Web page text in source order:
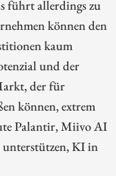
führt allerdings zu
können den
kaum
und der
der für
können, extrem
Palantir, Miivo AI
KI in